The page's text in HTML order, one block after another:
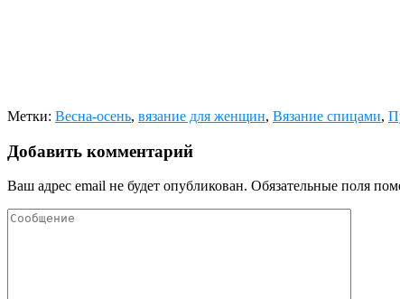
Метки: Весна-осень, вязание для женщин, Вязание спицами,
Добавить комментарий
Ваш адрес email не будет опубликован. Обязательные поля